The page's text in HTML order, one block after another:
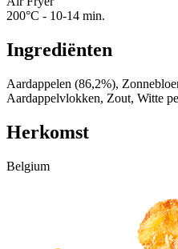
200°C - 10-14 min.
Ingrediënten
Aardappelen (86,2%),
Aardappelvlokken, Zout, Witte
Herkomst
Belgium